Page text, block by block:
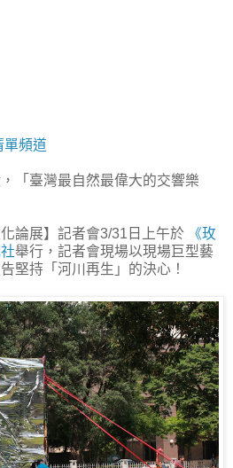
單頻道
「臺灣最自然最偉大的交響樂
論展】記者會3/31日上午於
《玫
舉行，記者會現場以現場巨型藝
堅持「河川再生」的決心！